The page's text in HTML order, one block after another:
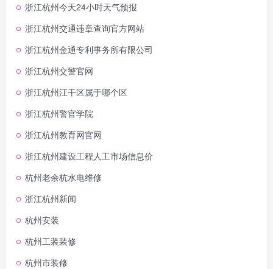
浙江杭州今天24小时天气预报
浙江杭州交通违章查询官方网站
浙江杭州金通专利事务所有限公司
浙江杭州交警官网
浙江杭州江干区属于哪个区
浙江杭州警官学院
浙江杭州教育网官网
浙江杭州建设工程人工市场信息价
杭州老余杭水电维修
浙江杭州新闻
杭州安装
杭州工装装修
杭州市装修